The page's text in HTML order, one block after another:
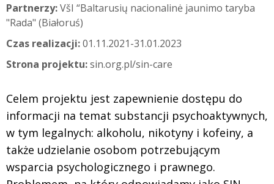
Partnerzy:VšI “Baltarusių nacionalinė jaunimo taryba
"Rada" (Białoruś)
Czas realizacji:01.11.2021-31.01.2023
Strona projektu:sin.org.pl/sin-care
Celem projektu jest zapewnienie dostępu do
informacji na temat substancji psychoaktywnych,
w tym legalnych: alkoholu, nikotyny i kofeiny, a
także udzielanie osobom potrzebującym
wsparcia psychologicznego i prawnego.